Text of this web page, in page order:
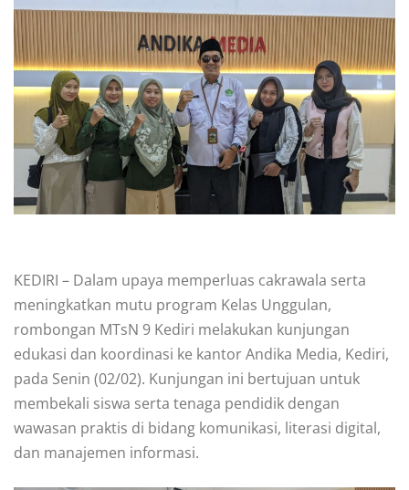
KEDIRI – Dalam upaya memperluas cakrawala serta
meningkatkan mutu program Kelas Unggulan,
rombongan MTsN 9 Kediri melakukan kunjungan
edukasi dan koordinasi ke kantor Andika Media, Kediri,
pada Senin (02/02). Kunjungan ini bertujuan untuk
membekali siswa serta tenaga pendidik dengan
wawasan praktis di bidang komunikasi, literasi digital,
dan manajemen informasi.